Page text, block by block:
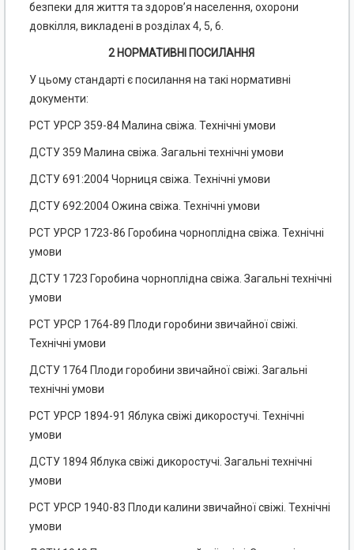
безпеки для життя та здоров’я населення, охорони
довкілля, викладені в розділах 4, 5, 6.
2 НОРМАТИВНІ ПОСИЛАННЯ
У цьому стандарті є посилання на такі нормативні
документи:
РСТ УРСР 359-84 Малина свіжа. Технічні умови
ДСТУ 359 Малина свіжа. Загальні технічні умови
ДСТУ 691:2004 Чорниця свіжа. Технічні умови
ДСТУ 692:2004 Ожина свіжа. Технічні умови
РСТ УРСР 1723-86 Горобина чорноплідна свіжа. Технічні
умови
ДСТУ 1723 Горобина чорноплідна свіжа. Загальні технічні
умови
РСТ УРСР 1764-89 Плоди горобини звичайної свіжі.
Технічні умови
ДСТУ 1764 Плоди горобини звичайної свіжі. Загальні
технічні умови
РСТ УРСР 1894-91 Яблука свіжі дикоростучі. Технічні
умови
ДСТУ 1894 Яблука свіжі дикоростучі. Загальні технічні
умови
РСТ УРСР 1940-83 Плоди калини звичайної свіжі. Технічні
умови